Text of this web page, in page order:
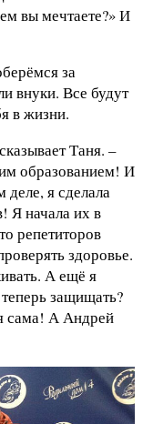
вы мечтаете?» И
за
внуки. Все будут
в жизни.
Таня. –
образованием! И
деле, я сделала
Я начала их в
репетиторов
здоровье.
А ещё я
защищать?
сама! А Андрей